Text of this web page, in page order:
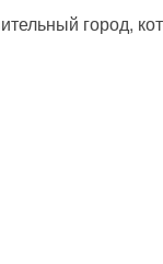
город,